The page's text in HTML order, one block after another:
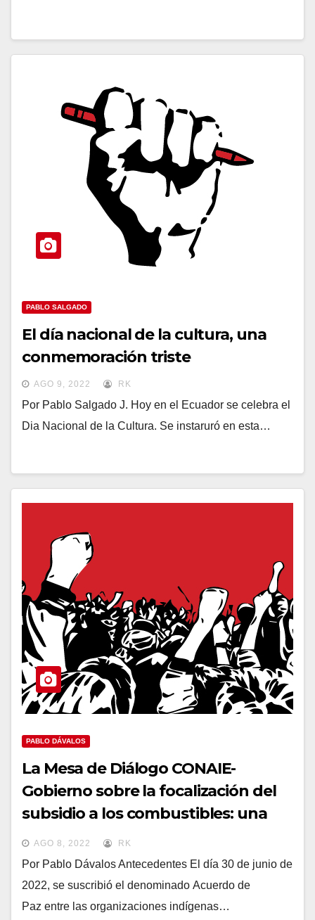
PABLO SALGADO
El día nacional de la cultura, una
conmemoración triste
AGO 9, 2022 RK
Por Pablo Salgado J. Hoy en el Ecuador se celebra el
Dia Nacional de la Cultura. Se instaruró en esta…
PABLO DÁVALOS
La Mesa de Diálogo CONAIE-
Gobierno sobre la focalización del
subsidio a los combustibles: una
necesaria clarificación de datos
AGO 8, 2022 RK
Por Pablo Dávalos Antecedentes El día 30 de junio de
2022, se suscribió el denominado Acuerdo de
Paz entre las organizaciones indígenas…